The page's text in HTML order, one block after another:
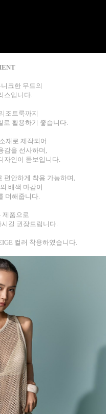
크한 무드의
스입니다.
조트룩까지
로 활용하기 좋습니다.
재로 제작되어
감을 선사하며,
자인이 돋보입니다.
편안하게 착용 가능하며,
배색 마감이
더해줍니다.
제품으로
길 권장드립니다.
컬러 착용하였습니다.